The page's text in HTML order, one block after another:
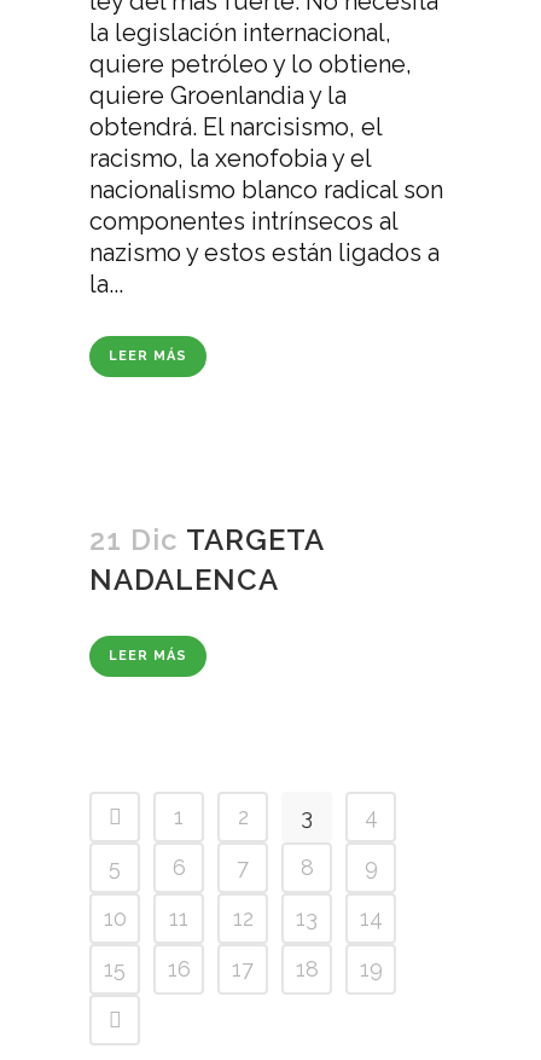
la legislación internacional,
quiere petróleo y lo obtiene,
quiere Groenlandia y la
obtendrá. El narcisismo, el
racismo, la xenofobia y el
nacionalismo blanco radical son
componentes intrínsecos al
nazismo y estos están ligados a
la...
LEER MÁS
21 Dic TARGETA
NADALENCA
LEER MÁS
1 2 3
4
5
6 7 8
9
10
11 12 13
14
15
16 17 18 19